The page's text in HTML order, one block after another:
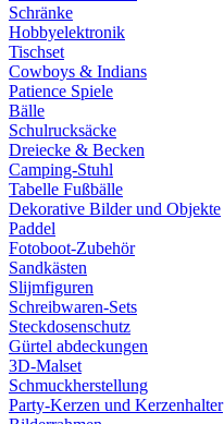
Schränke
Hobbyelektronik
Tischset
Cowboys & Indians
Patience Spiele
Bälle
Schulrucksäcke
Dreiecke & Becken
Camping-Stuhl
Tabelle Fußbälle
Dekorative Bilder und Objekte
Paddel
Fotoboot-Zubehör
Sandkästen
Slijmfiguren
Schreibwaren-Sets
Steckdosenschutz
Gürtel abdeckungen
3D-Malset
Schmuckherstellung
Party-Kerzen und Kerzenhalter